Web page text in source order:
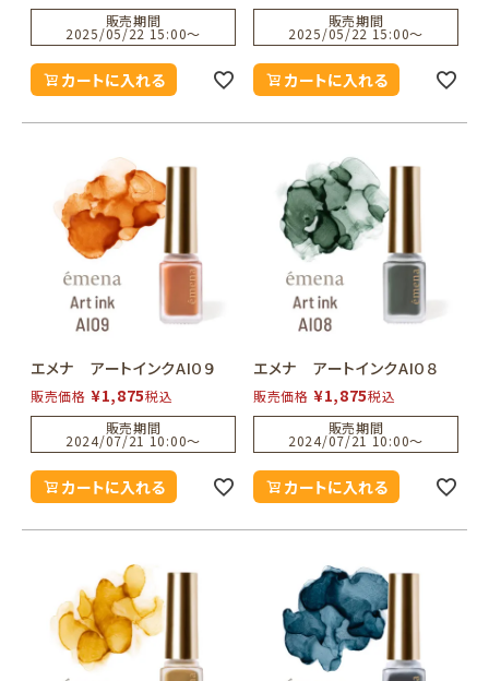
販売期間
2025/05/22 15:00〜
カートに入れる
販売期間
2025/05/22 15:00〜
カートに入れる
エメナ アートインクAI０９
販売価格 ¥1,875税込
販売期間
2024/07/21 10:00〜
カートに入れる
エメナ アートインクAI０８
販売価格 ¥1,875税込
販売期間
2024/07/21 10:00〜
カートに入れる